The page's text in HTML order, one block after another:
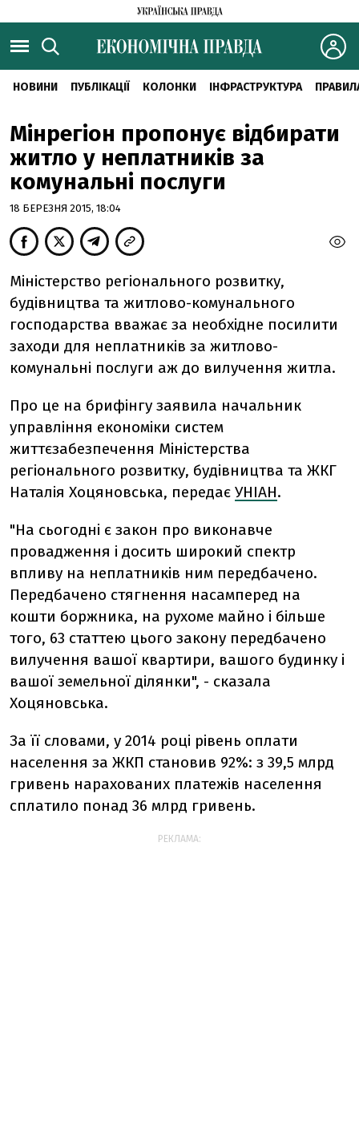
НОВИНИ ПУБЛІКАЦІЇ КОЛОНКИ ІНФРАСТРУКТУРА
Мінрегіон пропонує відбирати
житло у неплатників за
комунальні послуги
18 БЕРЕЗНЯ 2015, 18:04
Міністерство регіонального розвитку,
будівництва та житлово-комунального
господарства вважає за необхідне посилити
заходи для неплатників за житлово-
комунальні послуги аж до вилучення житла.
Про це на брифінгу заявила начальник
управління економіки систем
життєзабезпечення Міністерства
регіонального розвитку, будівництва та ЖКГ
Наталія Хоцяновська, передає УНІАН.
"На сьогодні є закон про виконавче
провадження і досить широкий спектр
впливу на неплатників ним передбачено.
Передбачено стягнення насамперед на
кошти боржника, на рухоме майно і більше
того, 63 статтею цього закону передбачено
вилучення вашої квартири, вашого будинку і
вашої земельної ділянки", - сказала
Хоцяновська.
За її словами, у 2014 році рівень оплати
населення за ЖКП становив 92%: з 39,5 млрд
гривень нарахованих платежів населення
сплатило понад 36 млрд гривень.
РЕКЛАМА: